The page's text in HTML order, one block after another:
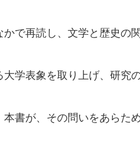
で再読し、文学と歴史の
学表象を取り上げ、研究
書が、その問いをあらた